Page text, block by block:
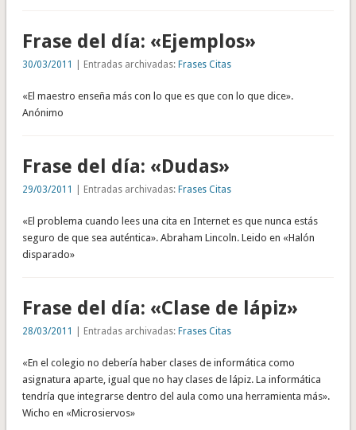
Frase del día: «Ejemplos»
30/03/2011 | Entradas archivadas: Frases Citas
«El maestro enseña más con lo que es que con lo que dice».
Anónimo
Frase del día: «Dudas»
29/03/2011 | Entradas archivadas: Frases Citas
«El problema cuando lees una cita en Internet es que nunca estás
seguro de que sea auténtica». Abraham Lincoln. Leido en «Halón
disparado»
Frase del día: «Clase de lápiz»
28/03/2011 | Entradas archivadas: Frases Citas
«En el colegio no debería haber clases de informática como
asignatura aparte, igual que no hay clases de lápiz. La informática
tendría que integrarse dentro del aula como una herramienta más».
Wicho en «Microsiervos»